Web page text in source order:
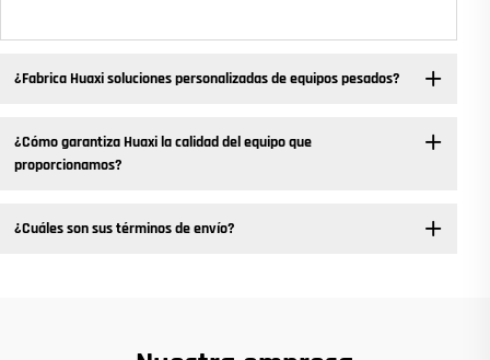
¿Fabrica Huaxi soluciones personalizadas de equipos pesados?
¿Cómo garantiza Huaxi la calidad del equipo que
proporcionamos?
¿Cuáles son sus términos de envío?